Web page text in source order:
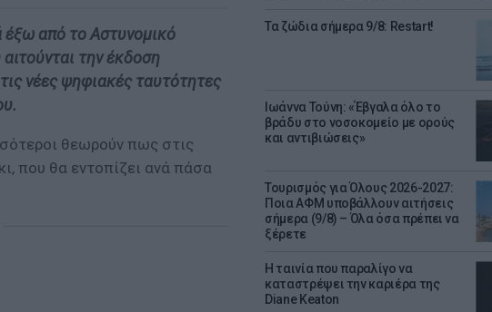
Τα ζώδια σήμερα 9/8: Restart!
Ιωάννα Τούνη: «Έβγαλα όλο το
βράδυ στο νοσοκομείο με ορούς
και αντιβιώσεις»
Τουρισμός για Όλους 2026-2027:
Ποια ΑΦΜ υποβάλλουν αιτήσεις
σήμερα (9/8) – Όλα όσα πρέπει να
ξέρετε
Η ταινία που παραλίγο να
καταστρέψει την καριέρα της
Diane Keaton
έξω από το Αστυνομικό
την έκδοση
νέες ψηφιακές ταυτότητες
θεωρούν πως στις
που θα εντοπίζει ανά πάσα